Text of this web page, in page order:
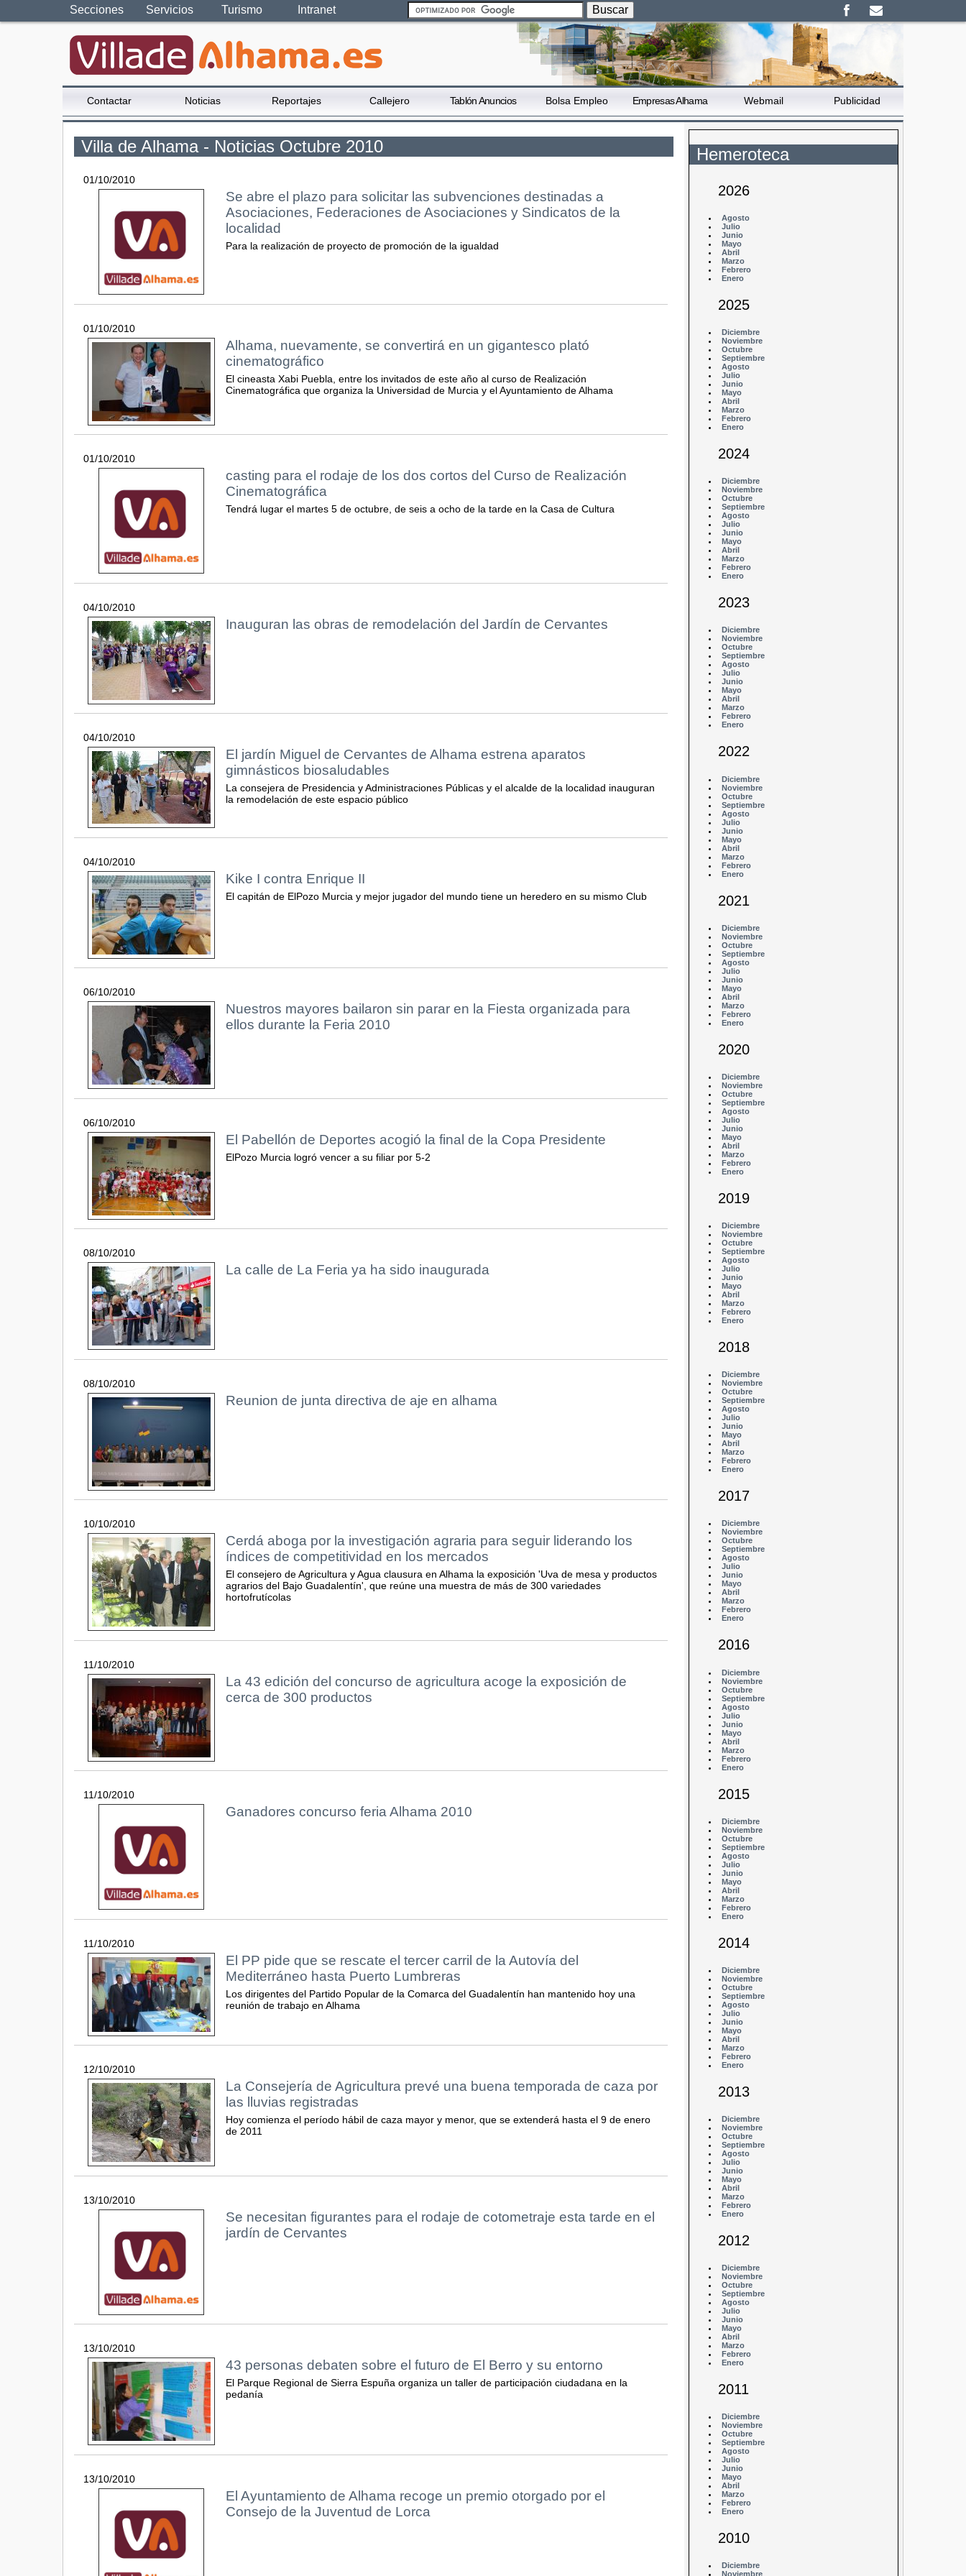
Secciones Servicios Turismo Intranet
Contactar Noticias Reportajes Callejero Tablón Anuncios Bolsa Empleo Empresas Alhama Webmail Publicidad
Villa de Alhama - Noticias Octubre 2010
01/10/2010
Se abre el plazo para solicitar las subvenciones destinadas a
Asociaciones, Federaciones de Asociaciones y Sindicatos de la
localidad
Para la realización de proyecto de promoción de la igualdad
01/10/2010
Alhama, nuevamente, se convertirá en un gigantesco plató
cinematográfico
El cineasta Xabi Puebla, entre los invitados de este año al curso de Realización
Cinematográfica que organiza la Universidad de Murcia y el Ayuntamiento de Alhama
01/10/2010
casting para el rodaje de los dos cortos del Curso de Realización
Cinematográfica
Tendrá lugar el martes 5 de octubre, de seis a ocho de la tarde en la Casa de Cultura
04/10/2010
Inauguran las obras de remodelación del Jardín de Cervantes
04/10/2010
El jardín Miguel de Cervantes de Alhama estrena aparatos
gimnásticos biosaludables
La consejera de Presidencia y Administraciones Públicas y el alcalde de la localidad inauguran
la remodelación de este espacio público
04/10/2010
Kike I contra Enrique II
El capitán de ElPozo Murcia y mejor jugador del mundo tiene un heredero en su mismo Club
06/10/2010
Nuestros mayores bailaron sin parar en la Fiesta organizada para
ellos durante la Feria 2010
06/10/2010
El Pabellón de Deportes acogió la final de la Copa Presidente
ElPozo Murcia logró vencer a su filiar por 5-2
08/10/2010
La calle de La Feria ya ha sido inaugurada
08/10/2010
Reunion de junta directiva de aje en alhama
10/10/2010
Cerdá aboga por la investigación agraria para seguir liderando los
índices de competitividad en los mercados
El consejero de Agricultura y Agua clausura en Alhama la exposición 'Uva de mesa y productos
agrarios del Bajo Guadalentín', que reúne una muestra de más de 300 variedades
hortofrutícolas
11/10/2010
La 43 edición del concurso de agricultura acoge la exposición de
cerca de 300 productos
11/10/2010
Ganadores concurso feria Alhama 2010
11/10/2010
El PP pide que se rescate el tercer carril de la Autovía del
Mediterráneo hasta Puerto Lumbreras
Los dirigentes del Partido Popular de la Comarca del Guadalentín han mantenido hoy una
reunión de trabajo en Alhama
12/10/2010
La Consejería de Agricultura prevé una buena temporada de caza por
las lluvias registradas
Hoy comienza el período hábil de caza mayor y menor, que se extenderá hasta el 9 de enero
de 2011
13/10/2010
Se necesitan figurantes para el rodaje de cotometraje esta tarde en el
jardín de Cervantes
13/10/2010
43 personas debaten sobre el futuro de El Berro y su entorno
El Parque Regional de Sierra Espuña organiza un taller de participación ciudadana en la
pedanía
13/10/2010
El Ayuntamiento de Alhama recoge un premio otorgado por el
Consejo de la Juventud de Lorca
Hemeroteca
2026
Agosto
Julio
Junio
Mayo
Abril
Marzo
Febrero
Enero
2025
Diciembre
Noviembre
Octubre
Septiembre
Agosto
Julio
Junio
Mayo
Abril
Marzo
Febrero
Enero
2024
Diciembre
Noviembre
Octubre
Septiembre
Agosto
Julio
Junio
Mayo
Abril
Marzo
Febrero
Enero
2023
Diciembre
Noviembre
Octubre
Septiembre
Agosto
Julio
Junio
Mayo
Abril
Marzo
Febrero
Enero
2022
Diciembre
Noviembre
Octubre
Septiembre
Agosto
Julio
Junio
Mayo
Abril
Marzo
Febrero
Enero
2021
Diciembre
Noviembre
Octubre
Septiembre
Agosto
Julio
Junio
Mayo
Abril
Marzo
Febrero
Enero
2020
Diciembre
Noviembre
Octubre
Septiembre
Agosto
Julio
Junio
Mayo
Abril
Marzo
Febrero
Enero
2019
Diciembre
Noviembre
Octubre
Septiembre
Agosto
Julio
Junio
Mayo
Abril
Marzo
Febrero
Enero
2018
Diciembre
Noviembre
Octubre
Septiembre
Agosto
Julio
Junio
Mayo
Abril
Marzo
Febrero
Enero
2017
Diciembre
Noviembre
Octubre
Septiembre
Agosto
Julio
Junio
Mayo
Abril
Marzo
Febrero
Enero
2016
Diciembre
Noviembre
Octubre
Septiembre
Agosto
Julio
Junio
Mayo
Abril
Marzo
Febrero
Enero
2015
Diciembre
Noviembre
Octubre
Septiembre
Agosto
Julio
Junio
Mayo
Abril
Marzo
Febrero
Enero
2014
Diciembre
Noviembre
Octubre
Septiembre
Agosto
Julio
Junio
Mayo
Abril
Marzo
Febrero
Enero
2013
Diciembre
Noviembre
Octubre
Septiembre
Agosto
Julio
Junio
Mayo
Abril
Marzo
Febrero
Enero
2012
Diciembre
Noviembre
Octubre
Septiembre
Agosto
Julio
Junio
Mayo
Abril
Marzo
Febrero
Enero
2011
Diciembre
Noviembre
Octubre
Septiembre
Agosto
Julio
Junio
Mayo
Abril
Marzo
Febrero
Enero
2010
Diciembre
Noviembre